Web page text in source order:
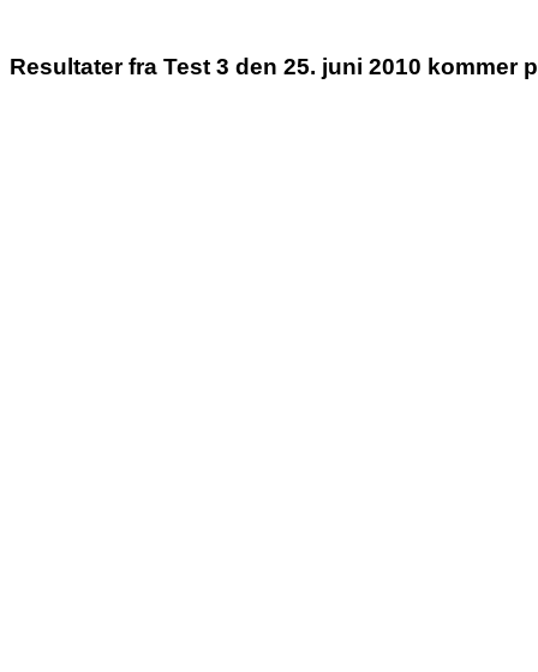
Resultater fra Test 3 den 25. juni 2010 kommer